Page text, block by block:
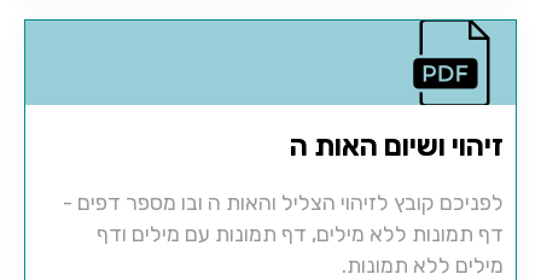
זיהוי ושיום האות ה
לפניכם קובץ לזיהוי הצליל והאות ה ובו מספר דפים -
דף תמונות ללא מילים, דף תמונות עם מילים ודף
מילים ללא תמונות.